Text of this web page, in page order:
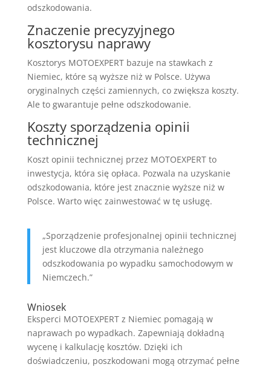
odszkodowania.
Znaczenie precyzyjnego
kosztorysu naprawy
Kosztorys MOTOEXPERT bazuje na stawkach z
Niemiec, które są wyższe niż w Polsce. Używa
oryginalnych części zamiennych, co zwiększa koszty.
Ale to gwarantuje pełne odszkodowanie.
Koszty sporządzenia opinii
technicznej
Koszt opinii technicznej przez MOTOEXPERT to
inwestycja, która się opłaca. Pozwala na uzyskanie
odszkodowania, które jest znacznie wyższe niż w
Polsce. Warto więc zainwestować w tę usługę.
„Sporządzenie profesjonalnej opinii technicznej
jest kluczowe dla otrzymania należnego
odszkodowania po wypadku samochodowym w
Niemczech.”
Wniosek
Eksperci MOTOEXPERT z Niemiec pomagają w
naprawach po wypadkach. Zapewniają dokładną
wycenę i kalkulację kosztów. Dzięki ich
doświadczeniu, poszkodowani mogą otrzymać pełne